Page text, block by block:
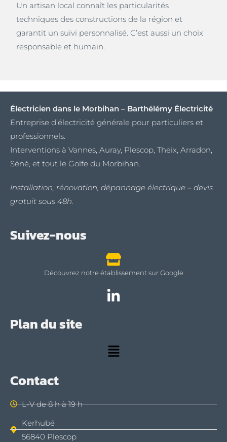
Un artisan local connaît les particularités
techniques des constructions de la région et
garantit un suivi personnalisé. C’est aussi un choix
responsable et humain.
Électricien dans le Morbihan – Barthélémy Électricité
Entreprise d’électricité générale pour particuliers et
professionnels.
Interventions à Vannes, Auray, Plescop, Theix, Arradon,
Séné, et tout le Golfe du Morbihan.
Installation, rénovation, dépannage électrique – devis
gratuit sous 48h.
Suivez-nous
Découvrez notre établissement sur Google
Plan du site
Contact
L-V de 8 h à 19 h
Kerhubé
56840 Plescop